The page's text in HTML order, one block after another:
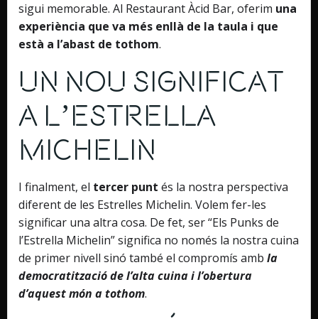
sigui memorable. Al Restaurant Àcid Bar, oferim una
experiència que va més enllà de la taula i que
està a l’abast de tothom.
Un Nou Significat
a l’Estrella
Michelin
I finalment, el tercer punt és la nostra perspectiva
diferent de les Estrelles Michelin. Volem fer-les
significar una altra cosa. De fet, ser “Els Punks de
l’Estrella Michelin” significa no només la nostra cuina
de primer nivell sinó també el compromís amb la
democratització de l’alta cuina i l’obertura
d’aquest món a tothom.